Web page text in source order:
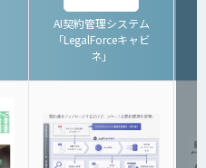
AI契約管理システム
「LegalForceキャビ
ネ」